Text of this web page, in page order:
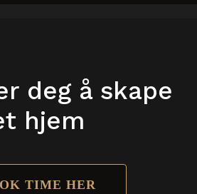
deg å skape
hjem
TIME HER